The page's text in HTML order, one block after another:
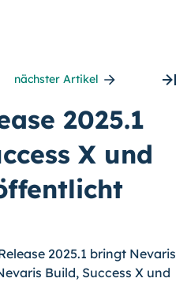
nächster Artikel
2025.1
X und
2025.1 bringt Nevaris
Build, Success X und